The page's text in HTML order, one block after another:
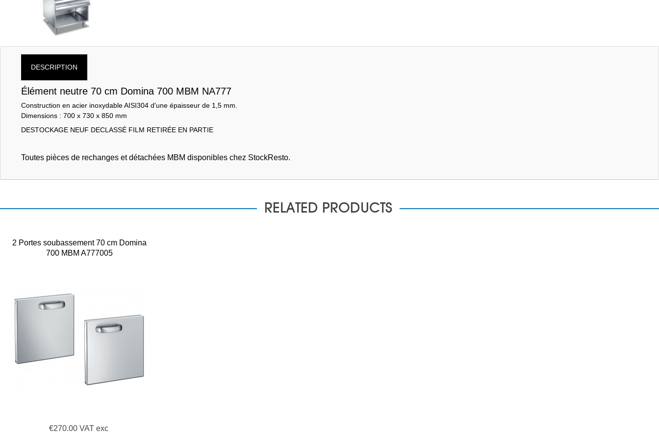
DESCRIPTION
Élément neutre 70 cm Domina 700 MBM NA777
Construction en acier inoxydable AISI304 d'une épaisseur de 1,5 mm.
Dimensions : 700 x 730 x 850 mm
DESTOCKAGE NEUF DECLASSÉ FILM RETIRÉE EN PARTIE
Toutes pièces de rechanges et détachées MBM disponibles chez StockResto.
RELATED PRODUCTS
2 Portes soubassement 70 cm Domina
700 MBM A777005
€270.00 VAT exc